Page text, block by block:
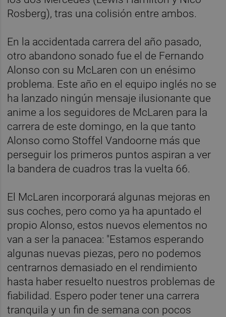
Rosberg), tras una colisión entre ambos.
En la accidentada carrera del año pasado,
otro abandono sonado fue el de Fernando
Alonso con su McLaren con un enésimo
problema. Este año en el equipo inglés no se
ha lanzado ningún mensaje ilusionante que
anime a los seguidores de McLaren para la
carrera de este domingo, en la que tanto
Alonso como Stoffel Vandoorne más que
perseguir los primeros puntos aspiran a ver
la bandera de cuadros tras la vuelta 66.
El McLaren incorporará algunas mejoras en
sus coches, pero como ya ha apuntado el
propio Alonso, estos nuevos elementos no
van a ser la panacea: "Estamos esperando
algunas nuevas piezas, pero no podemos
centrarnos demasiado en el rendimiento
hasta haber resuelto nuestros problemas de
fiabilidad. Espero poder tener una carrera
tranquila y un fin de semana con pocos